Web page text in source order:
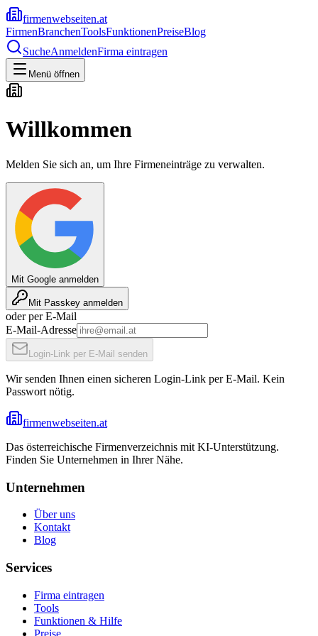
firmenwebseiten.at
FirmenBranchenToolsFunktionenPreiseBlog
SucheAnmeldenFirma eintragen
Menü öffnen
Willkommen
Melden Sie sich an, um Ihre Firmeneinträge zu verwalten.
Mit Google anmelden
Mit Passkey anmelden
oder per E-Mail
E-Mail-Adresse
Login-Link per E-Mail senden
Wir senden Ihnen einen sicheren Login-Link per E-Mail. Kein
Passwort nötig.
firmenwebseiten.at
Das österreichische Firmenverzeichnis mit KI-Unterstützung.
Finden Sie Unternehmen in Ihrer Nähe.
Unternehmen
Über uns
Kontakt
Blog
Services
Firma eintragen
Tools
Funktionen & Hilfe
Preise